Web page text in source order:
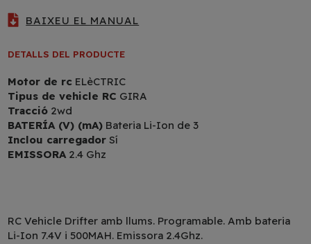
BAIXEU EL MANUAL
DETALLS DEL PRODUCTE
Motor de rc ELèCTRIC
Tipus de vehicle RC GIRA
Tracció 2wd
BATERÍA (V) (mA) Bateria Li-Ion de 3
Inclou carregador Sí
EMISSORA 2.4 Ghz
RC Vehicle Drifter amb llums. Programable. Amb bateria
Li-Ion 7.4V i 500MAH. Emissora 2.4Ghz.